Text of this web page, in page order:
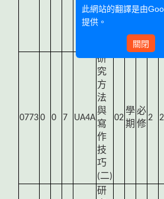
作
技
07730 0 7 UA4A
研
究
方
法
與
寫
作
技
巧
(二)
02
學
期
必
修
2 2
研
此網站的翻譯是由
提供。
關閉